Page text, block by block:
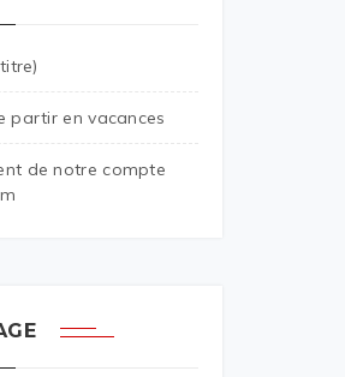
partir en vacances
de notre compte